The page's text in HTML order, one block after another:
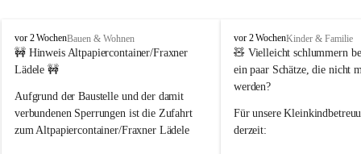
F
r
a
e
r
n
vor 2 WochenBauen & Wohnen
🚧 Hinweis Altpapiercontainer/Fraxner
Lädele 🚧
Aufgrund der Baustelle und der damit
verbundenen Sperrungen ist die Zufahrt
zum Altpapiercontainer/Fraxner Lädele
F
r
a
x
r
n
vor 2 WochenKinder & Familie
🧸 Vielleicht schlummern
ein paar Schätze, die nicht
werden?
Für unsere
derzeit: